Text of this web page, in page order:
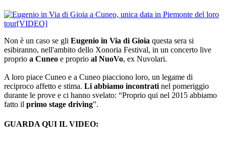
Non è un caso se gli Eugenio in Via di Gioia questa sera si
esibiranno, nell'ambito dello Xonoria Festival, in un concerto live
proprio a Cuneo e proprio al NuoVo, ex Nuvolari.
A loro piace Cuneo e a Cuneo piacciono loro, un legame di
reciproco affetto e stima. Li abbiamo incontrati nel pomeriggio
durante le prove e ci hanno svelato: “Proprio qui nel 2015 abbiamo
fatto il primo stage driving”.
GUARDA QUI IL VIDEO: